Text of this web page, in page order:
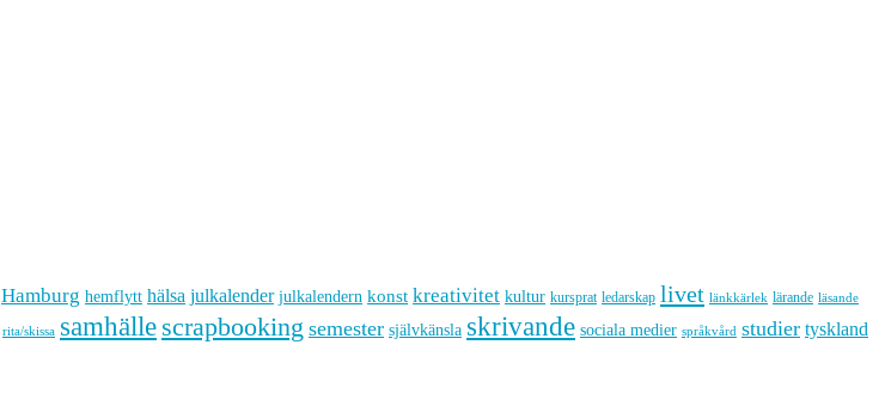
Hamburg hemflytt hälsa julkalender julkalendern konst kreativitet kultur kursprat ledarskap livet länkkärlek lärande läsande
rita/skissa samhälle scrapbooking semester självkänsla skrivande sociala medier språkvård studier tyskland